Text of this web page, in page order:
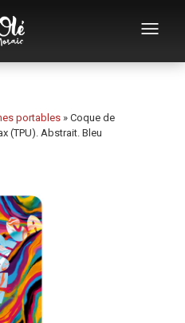
portables » Coque de
(TPU). Abstrait. Bleu